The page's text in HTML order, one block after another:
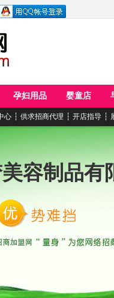
孕妇用品 婴童店
心 ┆ 供求招商代理 ┆ 开店指导 ┆
容制品有